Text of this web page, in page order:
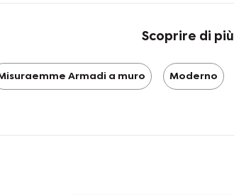
Scoprire di più
Armadi a muro Moderno